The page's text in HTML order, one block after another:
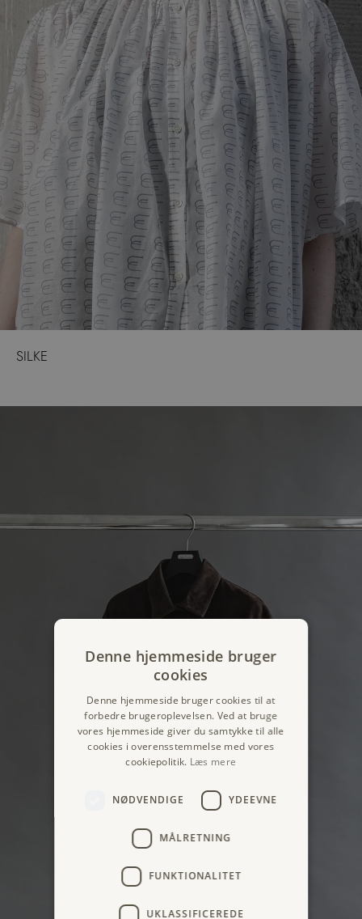
SILKE
Denne hjemmeside bruger
cookies
Denne hjemmeside bruger cookies til at
forbedre brugeroplevelsen. Ved at bruge
vores hjemmeside giver du samtykke til alle
cookies i overensstemmelse med vores
cookiepolitik. Læs mere
NØDVENDIGE YDEEVNE
MÅLRETNING
FUNKTIONALITET
UKLASSIFICEREDE